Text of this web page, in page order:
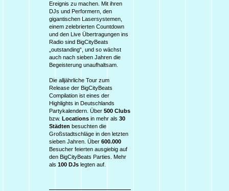
Ereignis zu machen. Mit ihren
DJs und Performern, den
gigantischen Lasersystemen,
einem zelebrierten Countdown
und den Live Übertragungen ins
Radio sind BigCityBeats
„outstanding“, und so wächst
auch nach sieben Jahren die
Begeisterung unaufhaltsam.
Die alljährliche Tour zum
Release der BigCityBeats
Compilation ist eines der
Highlights in Deutschlands
Partykalendern. Über 500 Clubs
bzw. Locations in mehr als 30
Städten besuchten die
Großstadtschläge in den letzten
sieben Jahren. Über 600.000
Besucher feierten ausgiebig auf
den BigCityBeats Parties. Mehr
als 100 DJs legten auf.